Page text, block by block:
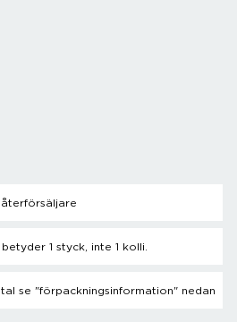
1 styck, inte 1 kolli.
se "förpackningsinformation" nedan